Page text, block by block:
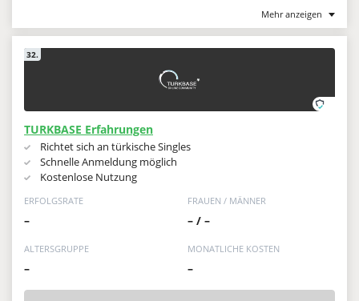
Mehr anzeigen
32.
TURKBASE Erfahrungen
Richtet sich an türkische Singles
Schnelle Anmeldung möglich
Kostenlose Nutzung
ERFOLGSRATE
–
FRAUEN / MÄNNER
– / –
ALTERSGRUPPE
–
MONATLICHE KOSTEN
–